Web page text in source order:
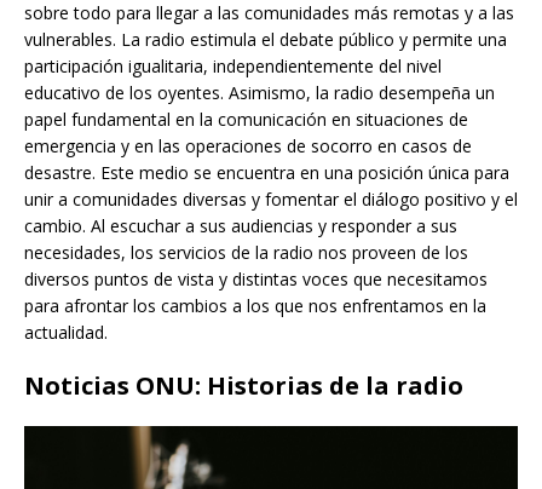
sobre todo para llegar a las comunidades más remotas y a las
vulnerables. La radio estimula el debate público y permite una
participación igualitaria, independientemente del nivel
educativo de los oyentes. Asimismo, la radio desempeña un
papel fundamental en la comunicación en situaciones de
emergencia y en las operaciones de socorro en casos de
desastre. Este medio se encuentra en una posición única para
unir a comunidades diversas y fomentar el diálogo positivo y el
cambio. Al escuchar a sus audiencias y responder a sus
necesidades, los servicios de la radio nos proveen de los
diversos puntos de vista y distintas voces que necesitamos
para afrontar los cambios a los que nos enfrentamos en la
actualidad.
Noticias ONU: Historias de la radio